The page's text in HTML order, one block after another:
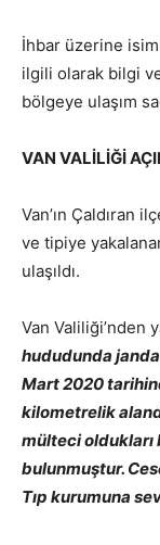
İhbar üzerine
ilgili olarak bilgi
bölgeye ulaşım
VAN VALİLİĞİ
Van’ın Çaldıran
ve tipiye
ulaşıldı.
Van Valiliği’nden
hududunda
Mart 2020
kilometrelik
mülteci
bulunmuştur.
Tıp kurumuna